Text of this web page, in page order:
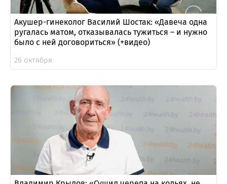
Акушер-гинеколог Василий Шостак: «Давеча одна
ругалась матом, отказывалась тужиться – и нужно
было с ней договориться» (+видео)
26 октября